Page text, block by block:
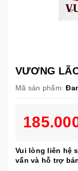
VƯƠNG
Mã sản phẩm:
Vui lòng liên hệ
vấn và hỗ trợ